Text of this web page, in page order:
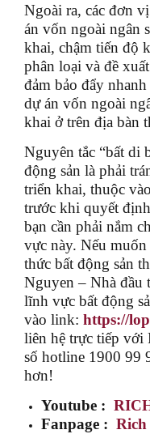
Ngoài ra, các đơn
án vốn ngoài ngân
khai, chậm tiến độ
phân loại và đề
đảm bảo đẩy
dự án vốn ngoài
khai ở trên địa bàn
Nguyên tắc “bất di
động sản là phải
triển khai, thuộc
trước khi quyết
bạn cần phải nắm
vực này. Nếu
thức bất động sản
Nguyen – Nhà đầu
lĩnh vực bất động
vào link: https://
liên hệ trực tiếp với
số hotline 1900 99
hơn!
Youtube :
Fanpage : Rich